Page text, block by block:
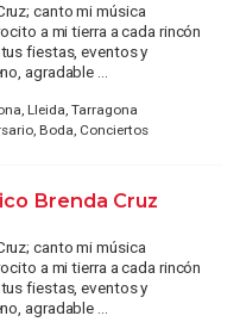
canto mi música
a mi tierra a cada rincón
fiestas, eventos y
agradable ...
Lleida, Tarragona
Boda, Conciertos
Brenda Cruz
canto mi música
a mi tierra a cada rincón
fiestas, eventos y
agradable ...